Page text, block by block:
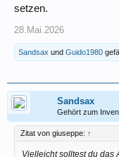
setzen.
28.Mai.2026
Sandsax und Guido1980
Sandsax
Gehört zum
Zitat von giuseppe: ↑
Vielleicht solltest du das